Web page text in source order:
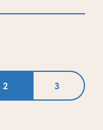
2 3
лота